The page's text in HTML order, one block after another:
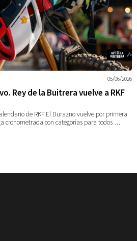
05/06/2026
Rey de la Buitrera vuelve a RKF
de RKF El Durazno vuelve por primera
cronometrada con categorías para todos …